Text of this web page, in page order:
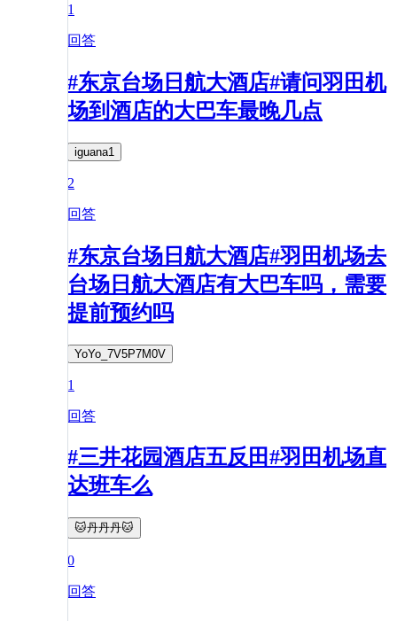
1
回答
#东京台场日航大酒店#请问羽田机
场到酒店的大巴车最晚几点
iguana1
2
回答
#东京台场日航大酒店#羽田机场去
台场日航大酒店有大巴车吗，需要
提前预约吗
YoYo_7V5P7M0V
1
回答
#三井花园酒店五反田#羽田机场直
达班车么
🐱丹丹丹🐱
0
回答